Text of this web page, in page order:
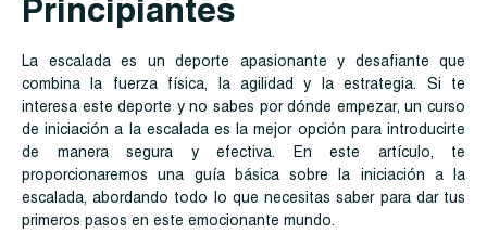
Principiantes
La escalada es un deporte apasionante y desafiante que
combina la fuerza física, la agilidad y la estrategia. Si te
interesa este deporte y no sabes por dónde empezar, un curso
de iniciación a la escalada es la mejor opción para introducirte
de manera segura y efectiva. En este artículo, te
proporcionaremos una guía básica sobre la iniciación a la
escalada, abordando todo lo que necesitas saber para dar tus
primeros pasos en este emocionante mundo.